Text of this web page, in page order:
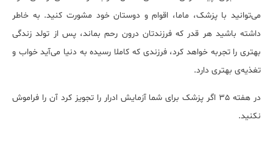
می‌توانید با پزشک، ماما، اقوام و دوستان خود مشورت کنید. به خاطر
داشته باشید هر قدر که فرزندتان درون رحم بماند، پس از تولد زندگی
بهتری را تجربه خواهد کرد، فرزندی که کاملا رسیده به دنیا می‌آید خواب و
تغذیه‌ی بهتری دارد.
در هفته 35 اگر پزشک برای شما آزمایش ادرار را تجویز کرد آن را فراموش
نکنید.